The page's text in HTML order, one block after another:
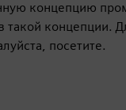
концепцию
концепции.
посетите.